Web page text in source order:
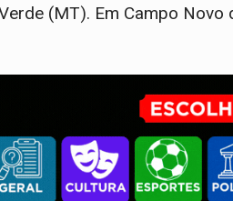
(MT). Em Campo